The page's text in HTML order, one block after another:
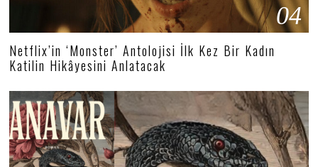
04
Netflix’in ‘Monster’ Antolojisi İlk Kez Bir Kadın
Katilin Hikâyesini Anlatacak